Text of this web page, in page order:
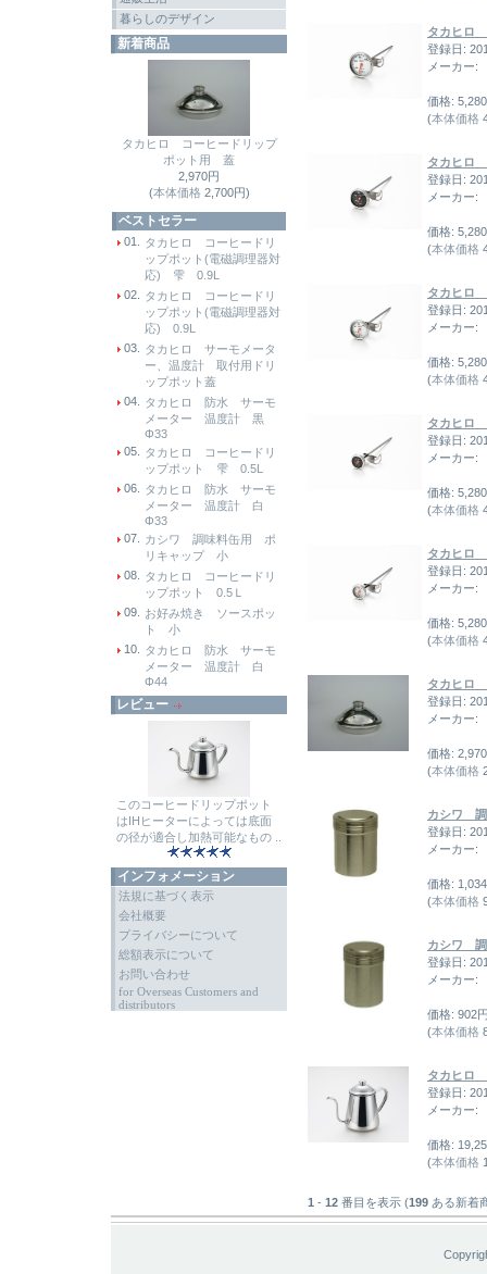
暮らしのデザイン
新着商品
タカヒロ コーヒードリップ
ポット用 蓋
2,970円
(本体価格2,700円)
ベストセラー
01.
タカヒロ コーヒードリ
ップポット(電磁調理器対
応) 雫 0.9L
02.
タカヒロ コーヒードリ
ップポット(電磁調理器対
応) 0.9L
03.
タカヒロ サーモメータ
ー、温度計 取付用ドリ
ップポット蓋
04.
タカヒロ 防水 サーモ
メーター 温度計 黒
Φ33
05.
タカヒロ コーヒードリ
ップポット 雫 0.5L
06.
タカヒロ 防水 サーモ
メーター 温度計 白
Φ33
07.
カシワ 調味料缶用 ポ
リキャップ 小
08.
タカヒロ コーヒードリ
ップポット 0.5Ｌ
09.
お好み焼き ソースポッ
ト 小
10.
タカヒロ 防水 サーモ
メーター 温度計 白
Φ44
レビュー
このコーヒードリップポット
はIHヒーターによっては底面
の径が適合し加熱可能なもの ..
インフォメーション
法規に基づく表示
会社概要
プライバシーについて
総額表示について
お問い合わせ
for Overseas Customers and
distributors
タカヒ
登録日:
メーカー:
価格:
(本体価格
タカヒ
登録日:
メーカー:
価格:
(本体価格
タカヒ
登録日:
メーカー:
価格:
(本体価格
タカヒ
登録日:
メーカー:
価格:
(本体価格
タカヒ
登録日:
メーカー:
価格:
(本体価格
タカヒロ
登録日:
メーカー:
価格:
(本体価格
カシワ
登録日:
メーカー:
価格:
(本体価格
カシワ
登録日:
メーカー:
価格: 902
(本体価格
タカヒロ
登録日:
メーカー:
価格:
(本体価格
1 - 12 番目を表示 (199 ある新着